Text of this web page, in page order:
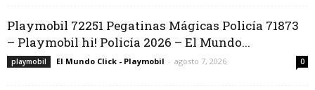
Playmobil 72251 Pegatinas Mágicas Policía 71873
– Playmobil hi! Policía 2026 – El Mundo...
playmobil El Mundo Click - Playmobil - agosto 7, 2026 0